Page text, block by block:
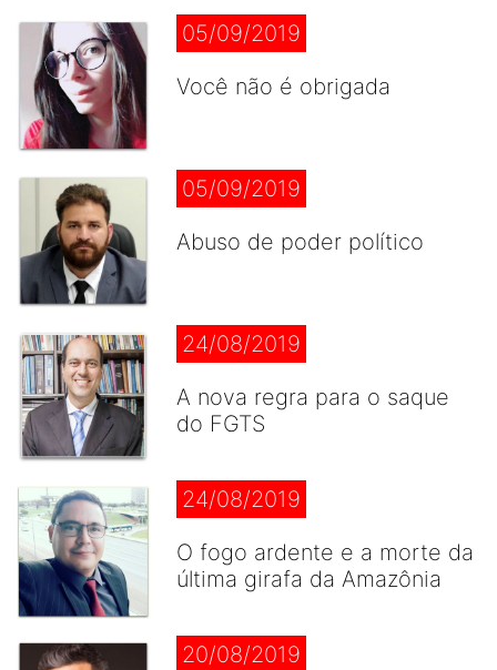
05/09/2019
Você não é obrigada
05/09/2019
Abuso de poder político
24/08/2019
A nova regra para o saque
do FGTS
24/08/2019
O fogo ardente e a morte da
última girafa da Amazônia
20/08/2019